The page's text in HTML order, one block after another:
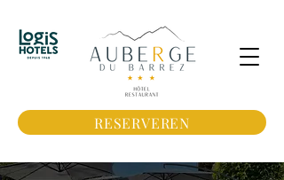
RESERVEREN